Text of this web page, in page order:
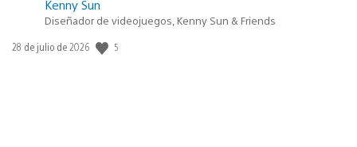
Kenny Sun
Diseñador de videojuegos, Kenny Sun & Friends
Fecha
28 de julio de 2026 5